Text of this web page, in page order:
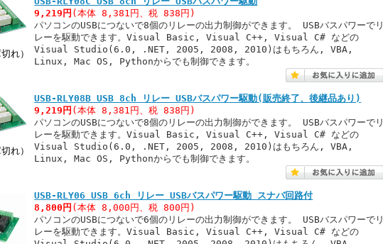
れ）
9,219円 (本体 8,381円、税 838円)
パソコンのUSBにつないで8個のリレーの出力制御ができます。 USBバスパワーでリ
レーを駆動できます。Visual Basic, Visual C++, Visual C# などの
Visual Studio(6.0, .NET, 2005, 2008, 2010)はもちろん, VBA,
Linux, Mac OS, Pythonからでも制御できます。
れ）
USB-RLY08B USB 8ch リレー USBバスパワー駆動(販売終了、後継品あり)
9,219円 (本体 8,381円、税 838円)
パソコンのUSBにつないで8個のリレーの出力制御ができます。 USBバスパワーでリ
レーを駆動できます。Visual Basic, Visual C++, Visual C# などの
Visual Studio(6.0, .NET, 2005, 2008, 2010)はもちろん, VBA,
Linux, Mac OS, Pythonからでも制御できます。
USB-RLY06 USB 6ch リレー USBバスパワー駆動 スナバ回路付
8,800円 (本体 8,000円、税 800円)
パソコンのUSBにつないで6個のリレーの出力制御ができます。 USBバスパワーでリ
レーを駆動できます。Visual Basic, Visual C++, Visual C# などの